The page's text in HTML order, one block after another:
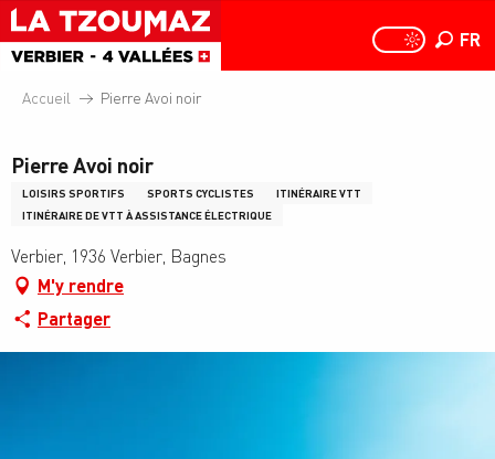
Aller
au
contenu
principal
PAGE D’ACCUEIL
PAGE
FR
Accueil Pierre Avoi noir
Pierre Avoi noir
LOISIRS SPORTIFS SPORTS CYCLISTES
ITINÉRAIRE VTT
ITINÉRAIRE DE VTT À ASSISTANCE ÉLECTRIQUE
Verbier, 1936 Verbier, Bagnes
M'y rendre
Partager